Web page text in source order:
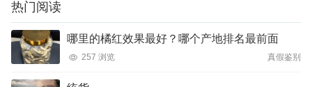
热门阅读
哪里的橘红效果最好？哪个产地排名最前面
257 浏览 真假鉴别